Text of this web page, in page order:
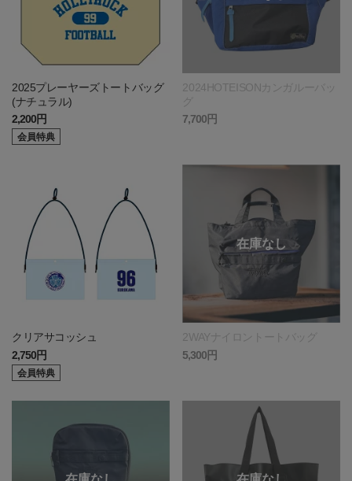
2025プレーヤーズトートバッグ
(ナチュラル)
2,200円
会員特典
2024HOTEISONカンガルーバッ
グ
7,700円
クリアサコッシュ
2,750円
会員特典
2WAYナイロントートバッグ
5,300円